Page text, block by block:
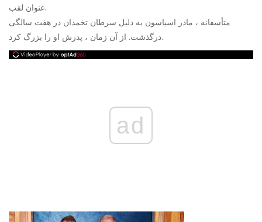
عنوان لقب.
متأسفانه ، مادر اسیاسون به دلیل سرطان تخمدان در هفت سالگی
درگذشت. از آن زمان ، پدرش او را بزرگ کرد.
ad